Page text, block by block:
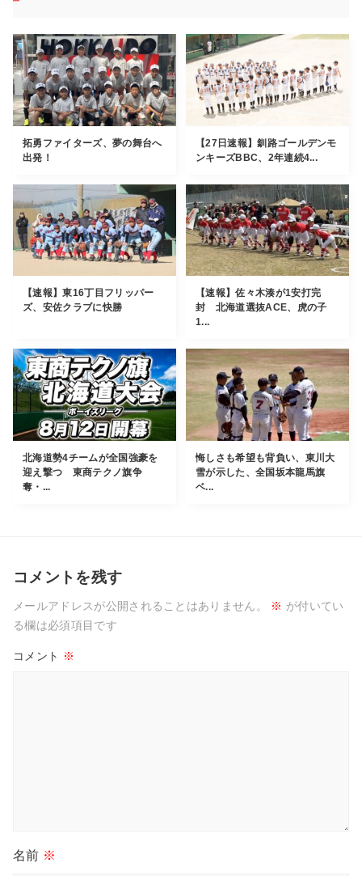
拓勇ファイターズ、夢の舞台へ
出発！
【27日速報】釧路ゴールデンモ
ンキーズBBC、2年連続4...
【速報】東16丁目フリッパー
ズ、安佐クラブに快勝
【速報】佐々木湊が1安打完
封 北海道選抜ACE、虎の子
1...
北海道勢4チームが全国強豪を
迎え撃つ 東商テクノ旗争
奪・...
悔しさも希望も背負い、東川大
雪が示した、全国坂本龍馬旗
ベ...
コメントを残す
メールアドレスが公開されることはありません。 ※ が付いてい
る欄は必須項目です
コメント ※
名前 ※